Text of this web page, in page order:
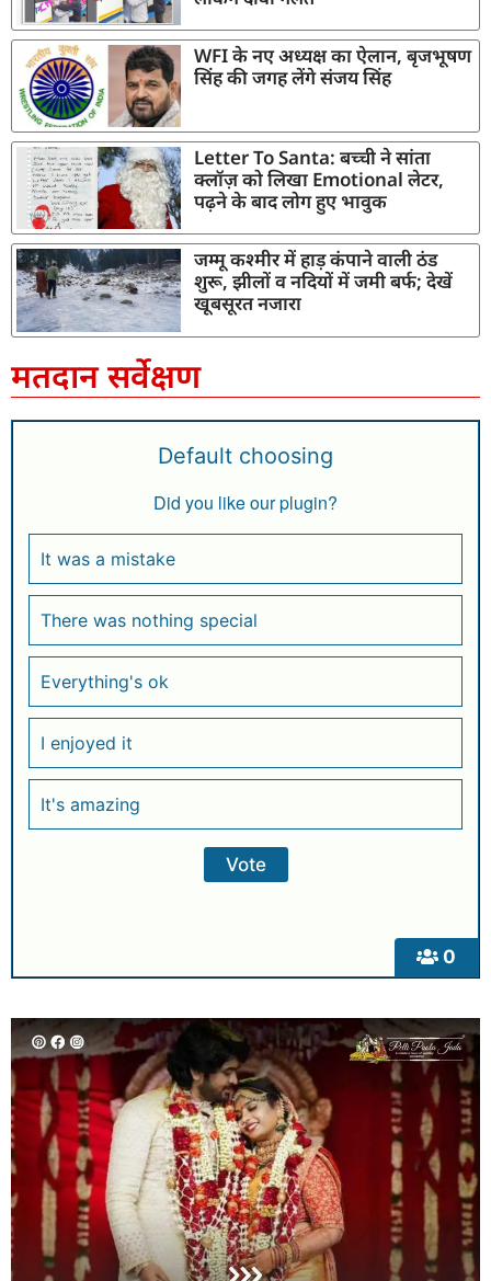
WFI के नए अध्यक्ष का ऐलान, बृजभूषण
सिंह की जगह लेंगे संजय सिंह
Letter To Santa: बच्ची ने सांता
क्लॉज़ को लिखा Emotional लेटर,
पढ़ने के बाद लोग हुए भावुक
जम्मू कश्मीर में हाड़ कंपाने वाली ठंड
शुरू, झीलों व नदियों में जमी बर्फ; देखें
खूबसूरत नजारा
मतदान सर्वेक्षण
0
Default choosing
Did you like our plugin?
It was a mistake
There was nothing special
Everything's ok
I enjoyed it
It's amazing